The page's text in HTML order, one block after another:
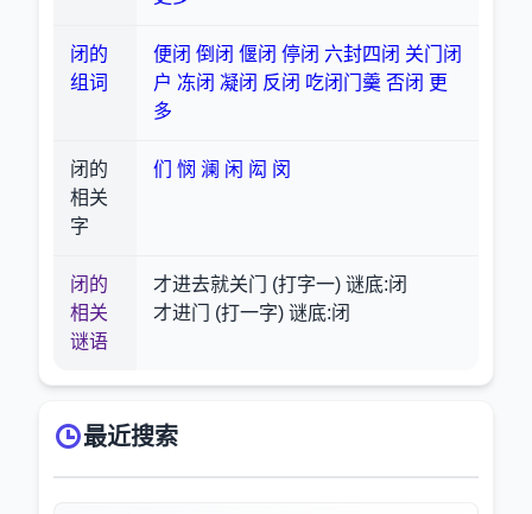
闭的
组词
便闭 倒闭 偃闭 停闭 六封四闭 关门闭
户 冻闭 凝闭 反闭 吃闭门羹 否闭 更
多
闭的
相关
字
们 悯 澜 闲 闳 闵
闭的
相关
谜语
才进去就关门 (打字一) 谜底:闭
才进门 (打一字) 谜底:闭
最近搜索